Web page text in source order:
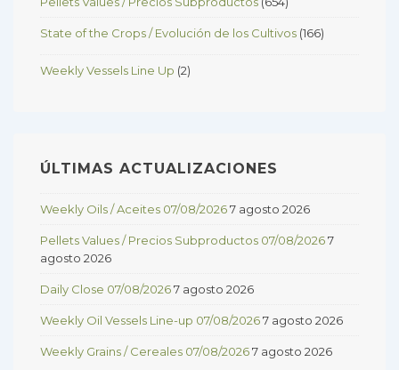
State of the Crops / Evolución de los Cultivos (166)
Weekly Vessels Line Up (2)
ÚLTIMAS ACTUALIZACIONES
Weekly Oils / Aceites 07/08/20267 agosto 2026
Pellets Values / Precios Subproductos 07/08/20267
agosto 2026
Daily Close 07/08/20267 agosto 2026
Weekly Oil Vessels Line-up 07/08/20267 agosto 2026
Weekly Grains / Cereales 07/08/20267 agosto 2026